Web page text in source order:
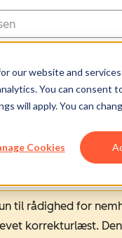
our website and
You can consent
will apply. You can
Cookies
Help Center
til rådighed for
korrekturlæst.